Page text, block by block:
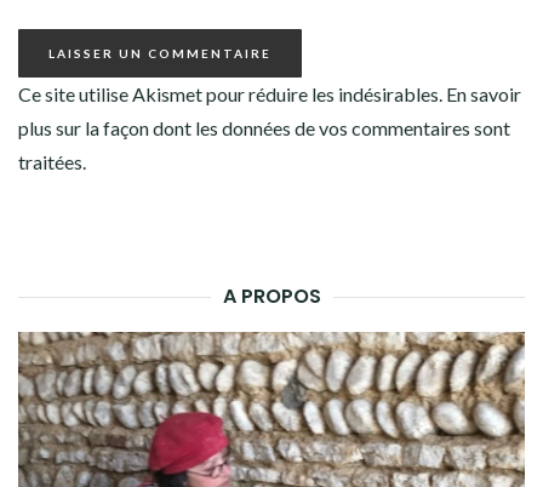
Ce site utilise Akismet pour réduire les indésirables. En savoir
plus sur la façon dont les données de vos commentaires sont
traitées
A PROPOS